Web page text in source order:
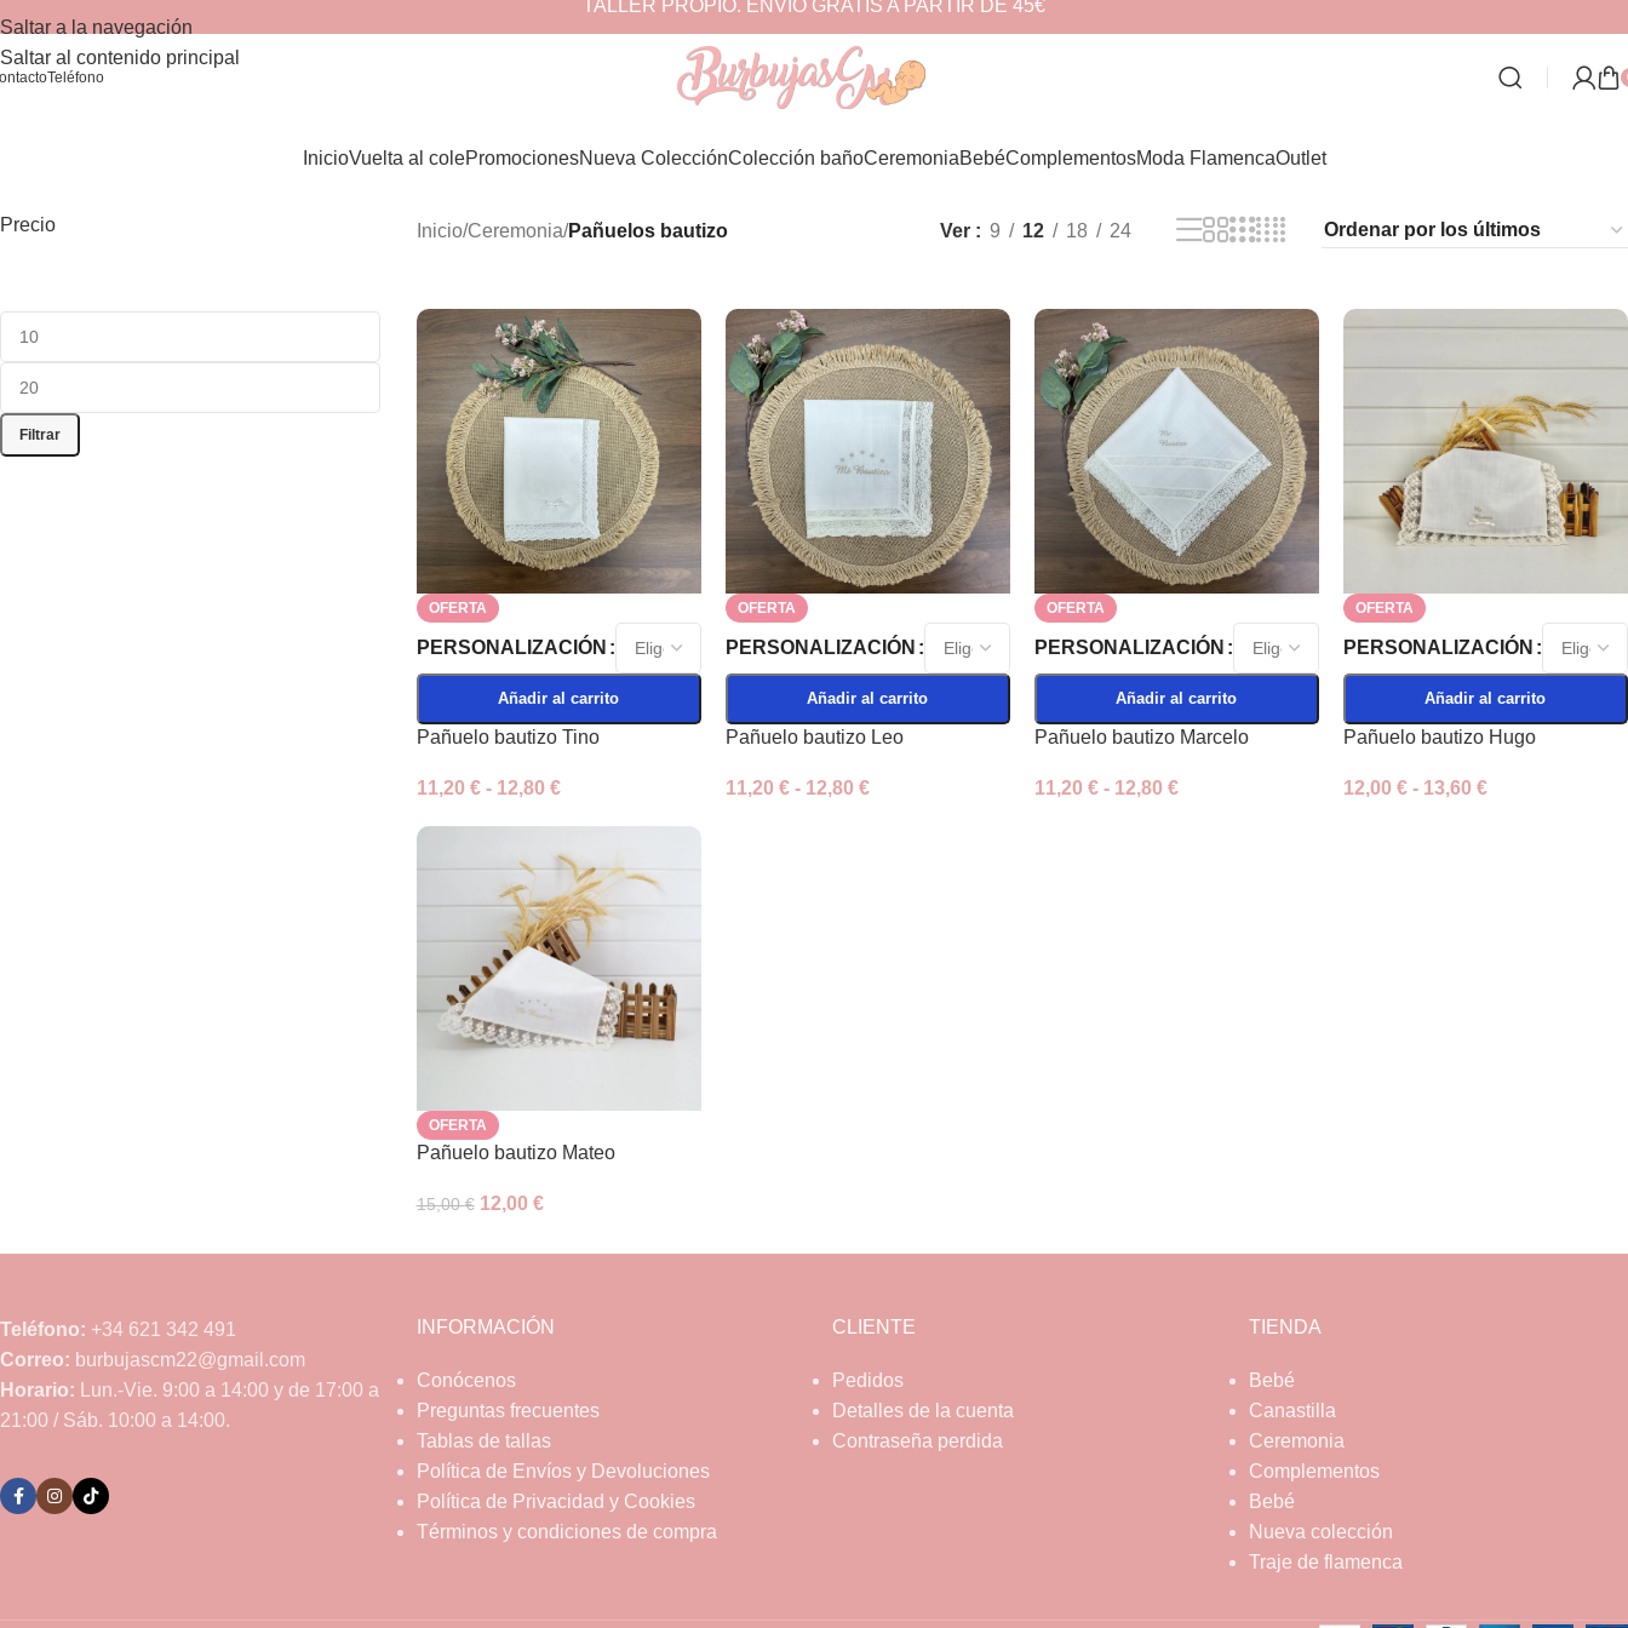
Saltar a la navegación
Saltar al contenido principal
TALLER PROPIO. ENVÍO GRATIS A PARTIR DE 45€
Teléfono
InicioVuelta al colePromocionesNueva ColecciónColección bañoCeremoniaBebéComplementosModa FlamencaOutlet
Precio
Filtrar
Inicio/Ceremonia/Pañuelos bautizo Ver 9 12 18 24
OFERTA
PERSONALIZACIÓN
Añadir al carrito
Pañuelo bautizo Tino
11,20 € - 12,80 €
OFERTA
PERSONALIZACIÓN
Añadir al carrito
Pañuelo bautizo Leo
11,20 € - 12,80 €
OFERTA
PERSONALIZACIÓN
Añadir al carrito
Pañuelo bautizo Marcelo
11,20 € - 12,80 €
OFERTA
PERSONALIZACIÓN
Añadir al carrito
Pañuelo bautizo Hugo
12,00 € - 13,60 €
OFERTA
Pañuelo bautizo Mateo
15,00€ 12,00 €
Teléfono: +34 621 342 491
Correo: burbujascm22@gmail.com
Horario: Lun.-Vie. 9:00 a 14:00 y de 17:00 a
21:00 / Sáb. 10:00 a 14:00.
INFORMACIÓN
Conócenos
Preguntas frecuentes
Tablas de tallas
Política de Envíos y Devoluciones
Política de Privacidad y Cookies
Términos y condiciones de compra
CLIENTE
Pedidos
Detalles de la cuenta
Contraseña perdida
TIENDA
Bebé
Canastilla
Ceremonia
Complementos
Bebé
Nueva colección
Traje de flamenca